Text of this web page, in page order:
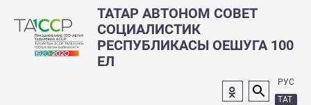
ТАТАР АВТОНОМ СОВЕТ
СОЦИАЛИСТИК
РЕСПУБЛИКАСЫ ОЕШУГА 100
ЕЛ
РУС
ТАТ